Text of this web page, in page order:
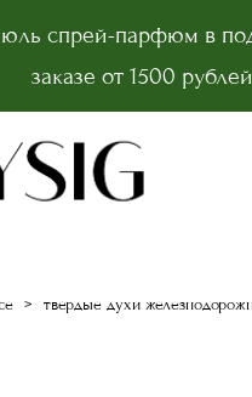
спрей-парфюм в
заказе от 1500 рублей
> твердые духи